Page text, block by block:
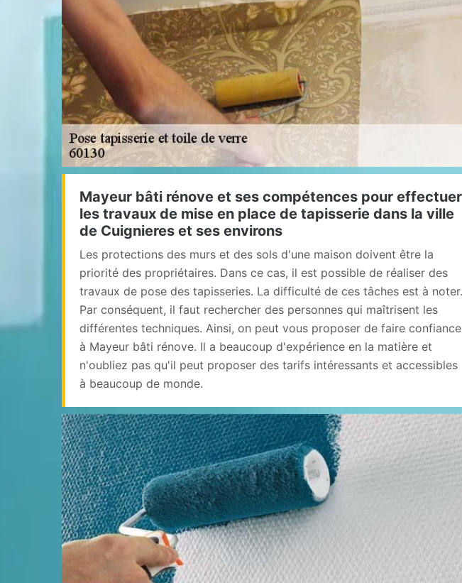
Mayeur bâti rénove et ses compétences pour effectuer
les travaux de mise en place de tapisserie dans la ville
de Cuignieres et ses environs
Les protections des murs et des sols d'une maison doivent être la
priorité des propriétaires. Dans ce cas, il est possible de réaliser des
travaux de pose des tapisseries. La difficulté de ces tâches est à noter.
Par conséquent, il faut rechercher des personnes qui maîtrisent les
différentes techniques. Ainsi, on peut vous proposer de faire confiance
à Mayeur bâti rénove. Il a beaucoup d'expérience en la matière et
n'oubliez pas qu'il peut proposer des tarifs intéressants et accessibles
à beaucoup de monde.